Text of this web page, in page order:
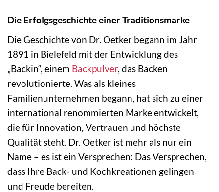
Die Erfolgsgeschichte einer Traditionsmarke
Die Geschichte von Dr. Oetker begann im Jahr
1891 in Bielefeld mit der Entwicklung des
„Backin“, einem Backpulver, das Backen
revolutionierte. Was als kleines
Familienunternehmen begann, hat sich zu einer
international renommierten Marke entwickelt,
die für Innovation, Vertrauen und höchste
Qualität steht. Dr. Oetker ist mehr als nur ein
Name – es ist ein Versprechen: Das Versprechen,
dass Ihre Back- und Kochkreationen gelingen
und Freude bereiten.